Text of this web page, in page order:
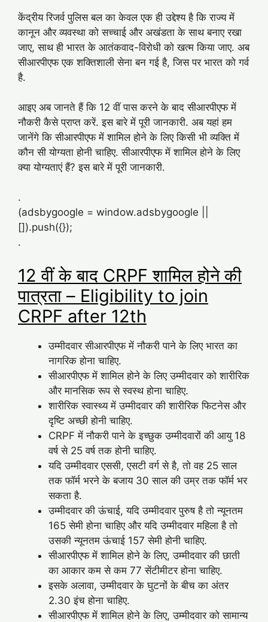
केंद्रीय रिजर्व पुलिस बल का केवल एक ही उद्देश्य है कि राज्य में
कानून और व्यवस्था को सच्चाई और अखंडता के साथ बनाए रखा
जाए, साथ ही भारत के आतंकवाद-विरोधी को खत्म किया जाए. अब
सीआरपीएफ एक शक्तिशाली सेना बन गई है, जिस पर भारत को गर्व
है.
आइए अब जानते हैं कि 12 वीं पास करने के बाद सीआरपीएफ में
नौकरी कैसे प्राप्त करें. इस बारे में पूरी जानकारी. अब यहां हम
जानेंगे कि सीआरपीएफ में शामिल होने के लिए किसी भी व्यक्ति में
कौन सी योग्यता होनी चाहिए. सीआरपीएफ में शामिल होने के लिए
क्या योग्यताएं हैं? इस बारे में पूरी जानकारी.
.
(adsbygoogle = window.adsbygoogle ||
[]).push({});
.
12 वीं के बाद CRPF शामिल होने की
पात्रता – Eligibility to join
CRPF after 12th
उम्मीदवार सीआरपीएफ में नौकरी पाने के लिए भारत का
नागरिक होना चाहिए.
सीआरपीएफ में शामिल होने के लिए उम्मीदवार को शारीरिक
और मानसिक रूप से स्वस्थ होना चाहिए.
शारीरिक स्वास्थ्य में उम्मीदवार की शारीरिक फिटनेस और
दृष्टि अच्छी होनी चाहिए.
CRPF में नौकरी पाने के इच्छुक उम्मीदवारों की आयु 18
वर्ष से 25 वर्ष तक होनी चाहिए.
यदि उम्मीदवार एससी, एसटी वर्ग से है, तो वह 25 साल
तक फॉर्म भरने के बजाय 30 साल की उम्र तक फॉर्म भर
सकता है.
उम्मीदवार की ऊंचाई, यदि उम्मीदवार पुरुष है तो न्यूनतम
165 सेमी होना चाहिए और यदि उम्मीदवार महिला है तो
उसकी न्यूनतम ऊंचाई 157 सेमी होनी चाहिए.
सीआरपीएफ में शामिल होने के लिए, उम्मीदवार की छाती
का आकार कम से कम 77 सेंटीमीटर होना चाहिए.
इसके अलावा, उम्मीदवार के घुटनों के बीच का अंतर
2.30 इंच होना चाहिए.
सीआरपीएफ में शामिल होने के लिए, उम्मीदवार को सामान्य